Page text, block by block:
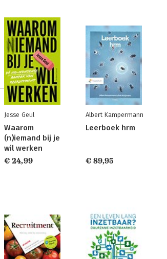
Jesse Geul
Waarom
(n)iemand bij je
wil werken
€ 24,99
Albert Kampermann
Leerboek hrm
€ 89,95